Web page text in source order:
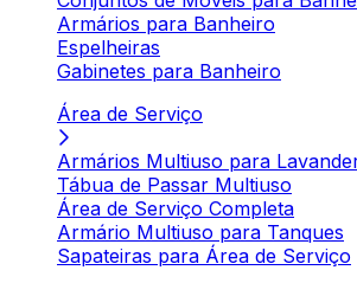
Armários para Banheiro
Espelheiras
Gabinetes para Banheiro
Área de Serviço
Armários Multiuso para
Tábua de Passar Multiuso
Área de Serviço Completa
Armário Multiuso para Tanques
Sapateiras para Área de Serviço